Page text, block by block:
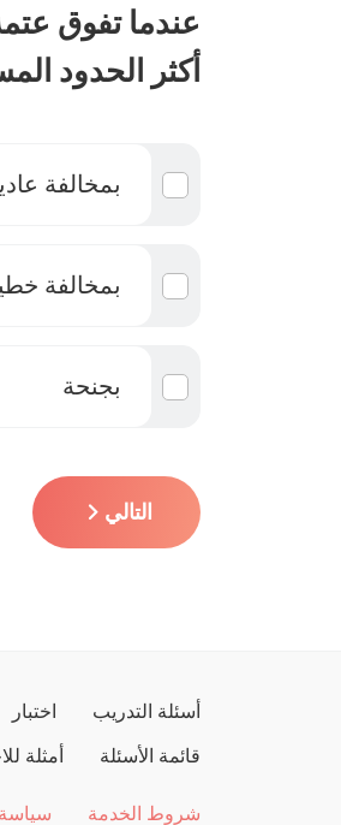
أكثر الحدود
بمخالفة
بمخالفة
بجنحة
التالي
أسئلة التدريب اختبار
قائمة الأسئلة
أمثلة
شروط الخدمة